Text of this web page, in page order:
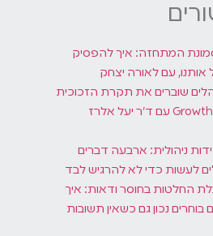
– תסמונת המתחזה: איך להפסיק
עם לאורה יצחק
– מנהלים שוברים את תקרת הזכוכית
עם Growth Mindset עם ד״ר יעל אלרז
– בדידות ניהולית: ארבעה דברים
לעשות כדי לא להרגיש לבד
– קבלת החלטות בחוסר ודאות: איך
בוחרים נכון גם כשאין תשובות